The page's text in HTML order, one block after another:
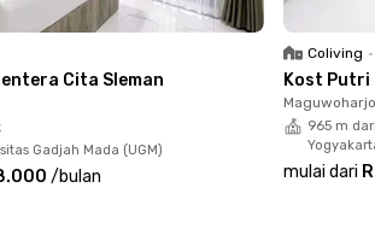
Residence Maguwo Yogyakarta
lengkap dengan Wi-Fi, TV, AC,
menghadap keluar. Selain itu, ada juga
bisa kamu gunakan, seperti area
dapur bersama, dan parkiran yang
Cita Sleman
Gadjah Mada (UGM)
/bulan
Coliving •
Kost Putri
965 m
mulai dari